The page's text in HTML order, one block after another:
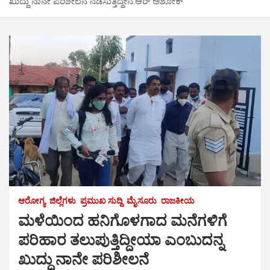
ಆರೋಗ್ಯ ಜಿಲ್ಲೆಗಳು ಪ್ರಮುಖ ಸುದ್ದಿ ಮೈಸೂರು ರಾಜಕೀಯ
ಮಳೆಯಿಂದ ಹನಿಗೊಳಗಾದ ಮನೆಗಳಿಗೆ
ಪರಿಹಾರ ತಲುಪುತ್ತಿದ್ದೀಯಾ ಎಂಬುದನ್ನ
ಖುದ್ದು ನಾನೇ ಪರಿಶೀಲನೆ